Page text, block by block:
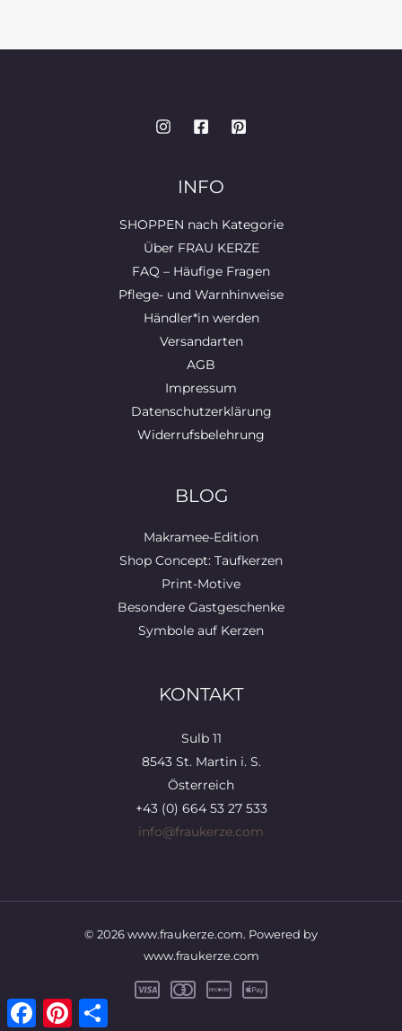
INFO
SHOPPEN nach Kategorie
Über FRAU KERZE
FAQ – Häufige Fragen
Pflege- und Warnhinweise
Händler*in werden
Versandarten
AGB
Impressum
Datenschutzerklärung
Widerrufsbelehrung
BLOG
Makramee-Edition
Shop Concept: Taufkerzen
Print-Motive
Besondere Gastgeschenke
Symbole auf Kerzen
KONTAKT
Sulb 11
8543 St. Martin i. S.
Österreich
+43 (0) 664 53 27 533
info@fraukerze.com
© 2026 www.fraukerze.com. Powered by
www.fraukerze.com
FacebookPinterest